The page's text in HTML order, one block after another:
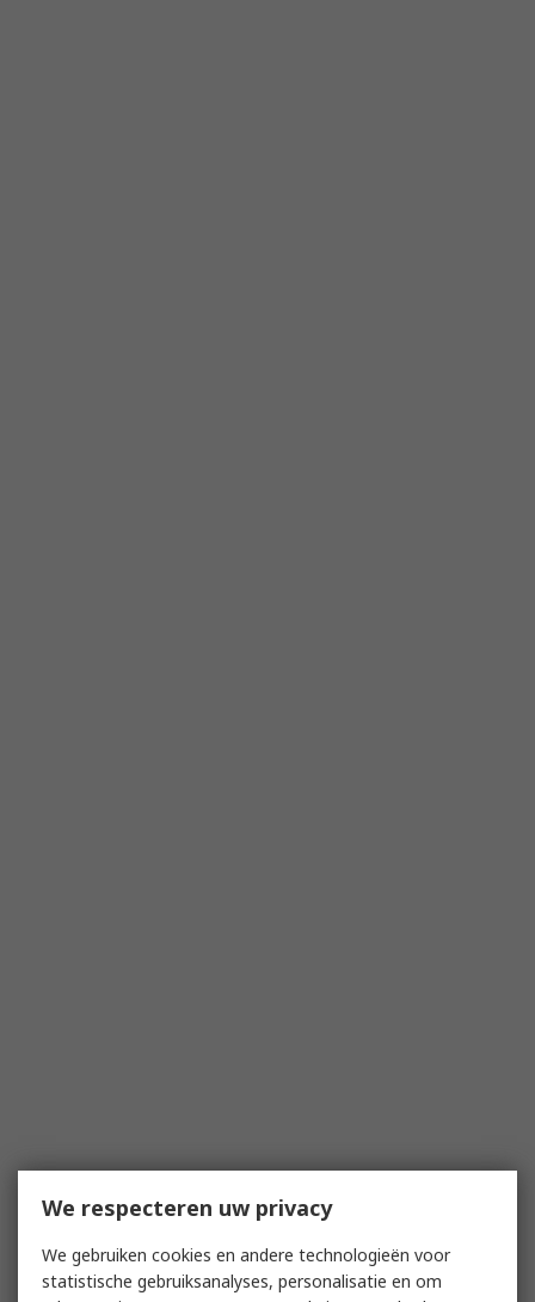
We respecteren uw privacy
We gebruiken cookies en andere technologieën voor
statistische gebruiksanalyses, personalisatie en om